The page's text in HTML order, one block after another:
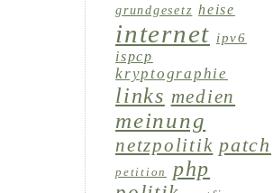
grundgesetz heise
internet ipv6
ispcp
kryptographie
links medien
meinung
netzpolitik patch
petition php